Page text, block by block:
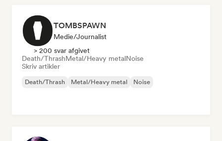
TOMBSPAWN
Medie/journalist
> 200 svar afgivet
Death/ThrashMetal/Heavy metalNoise
Skriv artikler
Death/Thrash Metal/Heavy metal Noise